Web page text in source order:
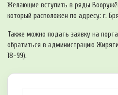
Желающие вступить в ряды
который расположен по адресу: г.
Также можно подать заявку на
обратиться в администрацию
18-99).